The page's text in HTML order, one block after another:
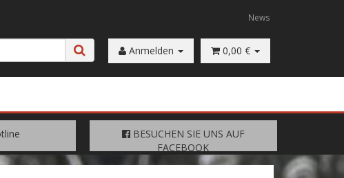
News
Anmelden 0,00 €
BESUCHEN SIE UNS AUF
FACEBOOK
BESUCHEN SIE UNS AUF
FACEBOOK